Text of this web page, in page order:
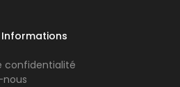
confidentialité